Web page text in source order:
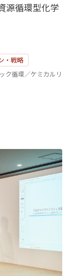
源循環型化学
・戦略
ク循環／ケミカルリ